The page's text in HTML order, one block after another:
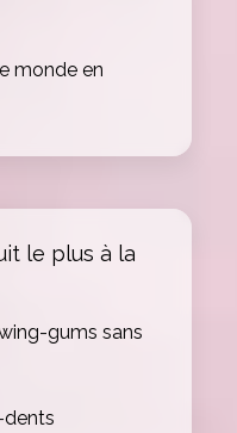
monde en
le plus à la
gums sans
dents